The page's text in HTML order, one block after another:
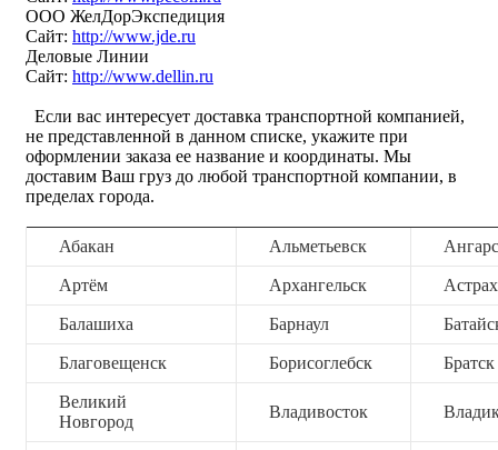
ООО ЖелДорЭкспедиция
Сайт: http://www.jde.ru
Деловые Линии
Сайт: http://www.dellin.ru
Если вас интересует доставка транспортной компанией,
не представленной в данном списке, укажите при
оформлении заказа ее название и координаты. Мы
доставим Ваш груз до любой транспортной компании, в
пределах города.
Абакан Альметьевск
Артём Архангельск
Балашиха Барнаул
Благовещенск Борисоглебск Братск
Великий
Новгород
Владивосток